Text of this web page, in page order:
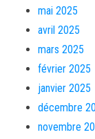
mai 2025
avril 2025
mars 2025
février 2025
janvier 2025
décembre
novembre